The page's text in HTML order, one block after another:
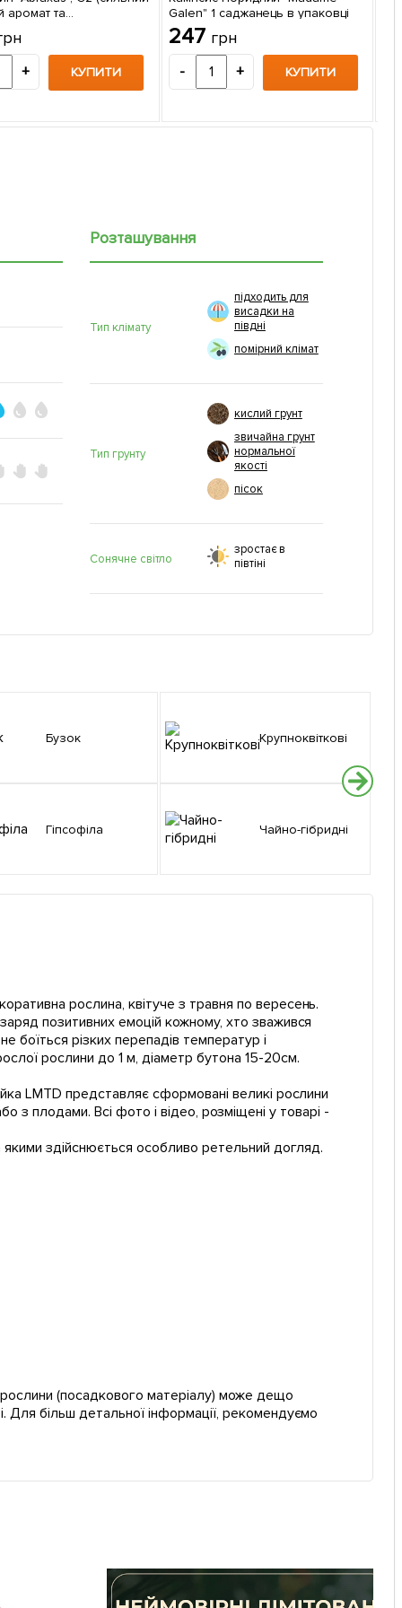
аромат та
вигляд) 1
в упаковці
+ КУПИТИ
Galen" 1 саджанець в упаковці
247 грн
- + КУПИТИ
Розташування
Тип клімату
підходить для
висадки на
півдні
помірний клімат
Тип грунту
кислий грунт
звичайна грунт
нормальної
якості
пісок
Сонячне світло
зростає в
півтіні
Бузок
Гіпсофіла
Крупноквіткові
Чайно-гібридні
рослина, квітуче з травня по вересень.
позитивних емоцій кожному, хто зважився
боїться різких перепадів температур і
рослини до 1 м, діаметр бутона 15-20см.
LMTD представляє сформовані великі рослини
з плодами. Всі фото і відео, розміщені у товарі -
здійснюється особливо ретельний догляд.
(посадкового матеріалу) може дещо
Для більш детальної інформації, рекомендуємо